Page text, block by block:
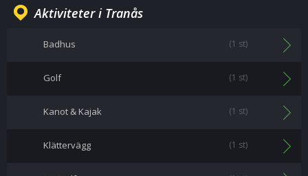
Aktiviteter i Tranås
Badhus (1 st)
Golf (1 st)
Kanot & Kajak (1 st)
Klättervägg (1 st)